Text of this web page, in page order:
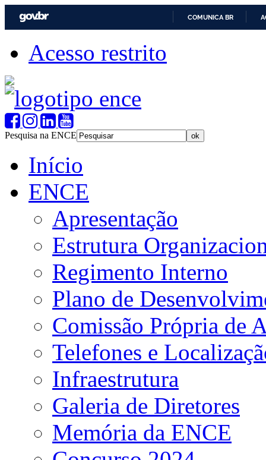
COMUNICA BR
Acesso restrito
Pesquisa na ENCE
Início
ENCE
Apresentação
Estrutura
Regimento Interno
Plano de
Comissão Própria de
Telefones e
Infraestrutura
Galeria de Diretores
Memória da ENCE